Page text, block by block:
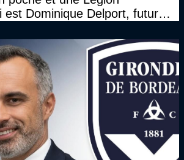
est Dominique Delport, futur